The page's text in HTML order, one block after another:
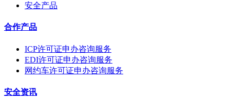
安全产品
合作产品
ICP许可证申办咨询服务
EDI许可证申办咨询服务
网约车许可证申办咨询服务
安全资讯